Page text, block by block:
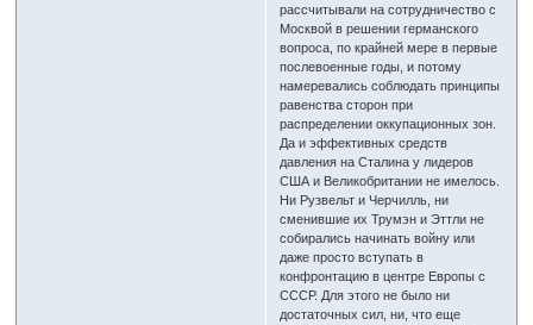
рассчитывали на сотрудничество с
Москвой в решении германского
вопроса, по крайней мере в первые
послевоенные годы, и потому
намеревались соблюдать принципы
равенства сторон при
распределении оккупационных зон.
Да и эффективных средств
давления на Сталина у лидеров
США и Великобритании не имелось.
Ни Рузвельт и Черчилль, ни
сменившие их Трумэн и Эттли не
собирались начинать войну или
даже просто вступать в
конфронтацию в центре Европы с
СССР. Для этого не было ни
достаточных сил, ни, что еще